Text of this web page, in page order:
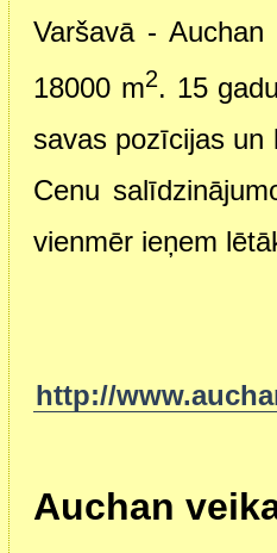
Varšavā -
18000 m2. 15
savas pozīcijas
Cenu
vienmēr ieņem
http://
Auchan